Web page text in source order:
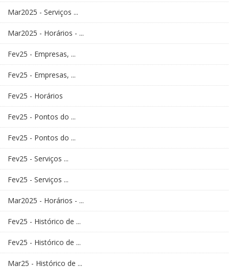
Mar2025 - Serviços ...
Mar2025 - Horários - ...
Fev25 - Empresas, ...
Fev25 - Empresas, ...
Fev25 - Horários
Fev25 - Pontos do ...
Fev25 - Pontos do ...
Fev25 - Serviços ...
Fev25 - Serviços ...
Mar2025 - Horários - ...
Fev25 - Histórico de ...
Fev25 - Histórico de ...
Mar25 - Histórico de ...